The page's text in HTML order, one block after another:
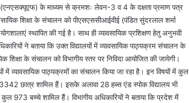
के माध्यम से क्रमशः लेवन-3 व 4 के दक्षता प्रमाण पत्र
शिक्षा के संचालन को पीएसएससीआईवीई (पंडित सुंदरलाल शर्मा
स्थापित की गई है। साथ ही व्यावसायिक प्रशिक्षण हेतु अनुभवी
ने बताया कि उक्त विद्यालयों में व्यावसायिक पाठ्यक्रम संचालन के
के संचालन को विभागीय स्तर पर निविदा आयोजित की जायेगी।
में व्यावसायिक पाठ्यक्रमों का संचालन किया जा रहा है। इन विषयों में कुल
छात्र शामिल हैं। इसके अलावा 28 हब्स एंड स्पोक विद्यालय भी
973 बच्चे शामिल हैं। विभागीय अधिकारियों ने बताया कि प्रदेश में